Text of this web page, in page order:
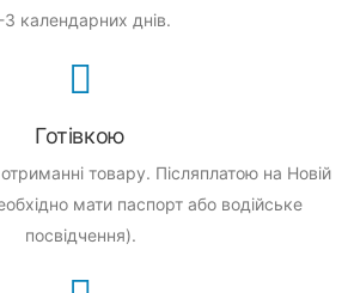
3 календарних днів.
Готівкою
товару. Післяплатою на Новій
мати паспорт або водійське
посвідчення).